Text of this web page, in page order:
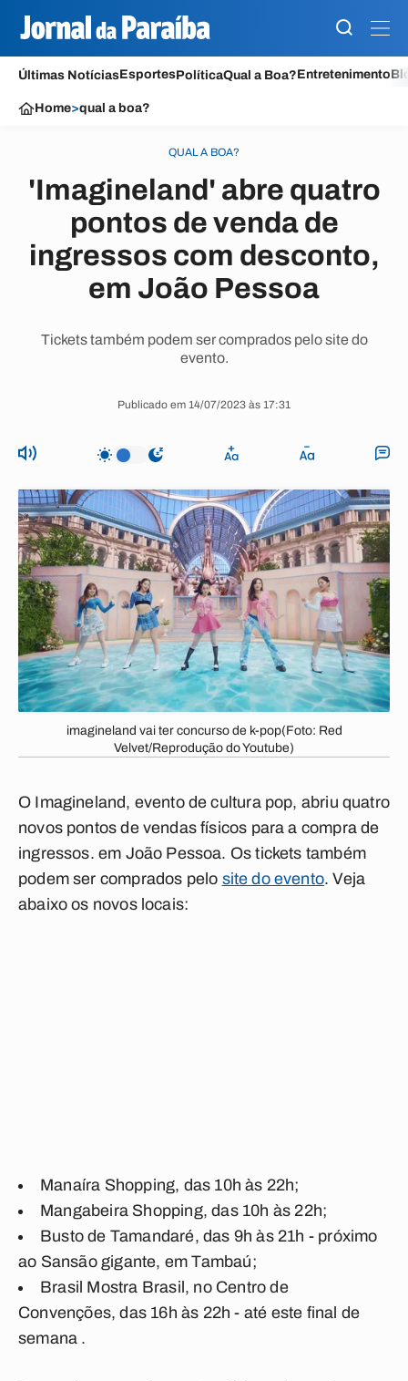
Últimas NotíciasEsportesPolíticaQual a Boa?Entretenimento
Home>qual a boa?
QUAL A BOA?
'Imagineland' abre quatro
pontos de venda de
ingressos com desconto,
em João Pessoa
Tickets também podem ser comprados pelo site do
evento.
Publicado em 14/07/2023 às 17:31
imagineland vai ter concurso de k-pop(Foto: Red
Velvet/Reprodução do Youtube)
O Imagineland, evento de cultura pop, abriu quatro
novos pontos de vendas físicos para a compra de
ingressos. em João Pessoa. Os tickets também
podem ser comprados pelo site do evento.Veja
abaixo os novos locais:
Manaíra Shopping, das 10h às 22h;
Mangabeira Shopping, das 10h às 22h;
Busto de Tamandaré, das 9h às 21h - próximo
ao Sansão gigante, em Tambaú;
Brasil Mostra Brasil , no Centro de
Convenções, das 16h às 22h - até este final de
semana .